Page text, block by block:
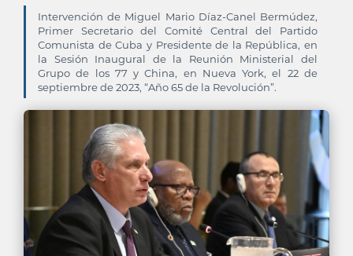
Intervención de Miguel Mario Díaz-Canel Bermúdez,
Primer Secretario del Comité Central del Partido
Comunista de Cuba y Presidente de la República, en
la Sesión Inaugural de la Reunión Ministerial del
Grupo de los 77 y China, en Nueva York, el 22 de
septiembre de 2023, “Año 65 de la Revolución”.